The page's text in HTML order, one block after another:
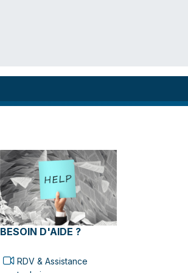
BESOIN D'AIDE ?
RDV & Assistance